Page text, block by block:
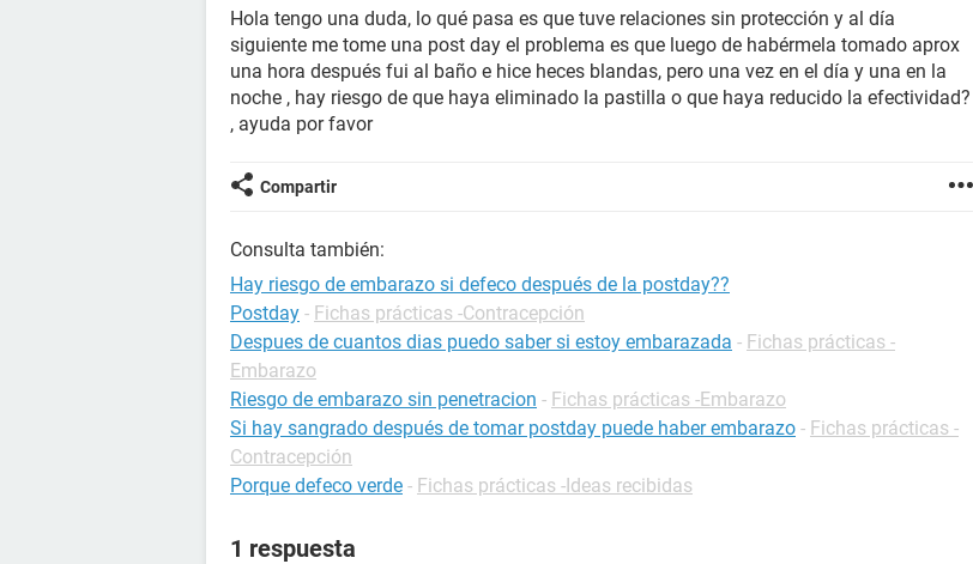
Hola tengo una duda, lo qué pasa es que tuve relaciones sin protección y al día
siguiente me tome una post day el problema es que luego de habérmela tomado aprox
una hora después fui al baño e hice heces blandas, pero una vez en el día y una en la
noche , hay riesgo de que haya eliminado la pastilla o que haya reducido la efectividad?
, ayuda por favor
Compartir
Consulta también:
Hay riesgo de embarazo si defeco después de la postday??
Postday - Fichas prácticas -Contracepción
Despues de cuantos dias puedo saber si estoy embarazada - Fichas prácticas -
Embarazo
Riesgo de embarazo sin penetracion - Fichas prácticas -Embarazo
Si hay sangrado después de tomar postday puede haber embarazo - Fichas prácticas -
Contracepción
Porque defeco verde - Fichas prácticas -Ideas recibidas
1 respuesta